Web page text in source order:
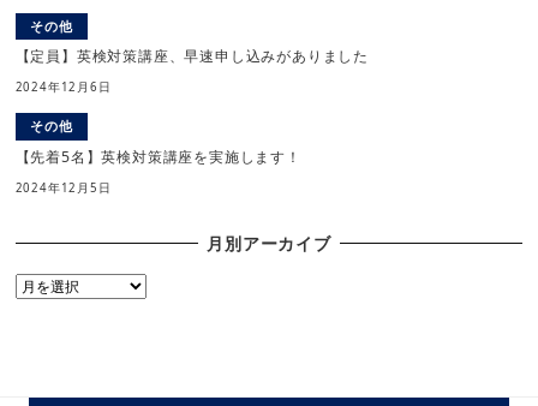
その他
【定員】英検対策講座、早速申し込みがありました
2024年12月6日
その他
【先着5名】英検対策講座を実施します！
2024年12月5日
月別アーカイブ
月